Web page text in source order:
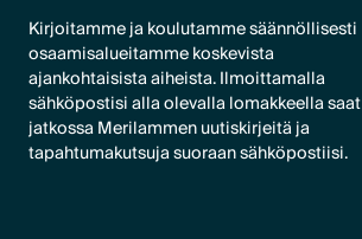
Kirjoitamme ja koulutamme säännöllisesti
osaamisalueitamme koskevista
ajankohtaisista aiheista. Ilmoittamalla
sähköpostisi alla olevalla lomakkeella saat
jatkossa Merilammen uutiskirjeitä ja
tapahtumakutsuja suoraan sähköpostiisi.